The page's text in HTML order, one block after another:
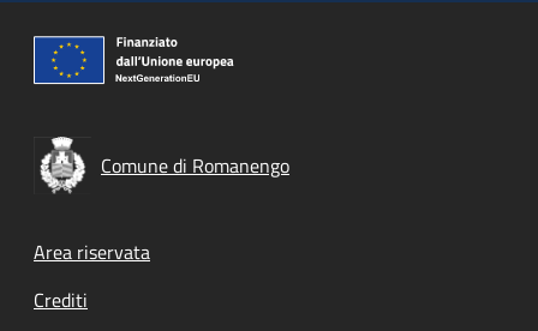
Comune di Romanengo
Footer menu
Area riservata
Crediti